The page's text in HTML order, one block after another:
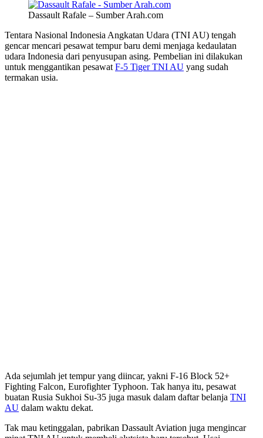
Dassault Rafale – Sumber Arah.com
Tentara Nasional Indonesia Angkatan Udara (TNI AU) tengah
gencar mencari pesawat tempur baru demi menjaga kedaulatan
udara Indonesia dari penyusupan asing. Pembelian ini dilakukan
untuk menggantikan pesawat F-5 Tiger TNI AU yang sudah
termakan usia.
Ada sejumlah jet tempur yang diincar, yakni F-16 Block 52+
Fighting Falcon, Eurofighter Typhoon. Tak hanya itu, pesawat
buatan Rusia Sukhoi Su-35 juga masuk dalam daftar belanja TNI
AU dalam waktu dekat.
Tak mau ketinggalan, pabrikan Dassault Aviation juga mengincar